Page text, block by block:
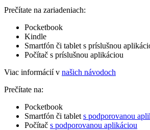
Prečítate na zariadeniach:
Pocketbook
Kindle
Smartfón či tablet s príslušnou
Počítač s príslušnou aplikáciou
Viac informácií v našich návodoch
Prečítate na:
Pocketbook
Smartfón či tablet s podporovanou
Počítač s podporovanou aplikáciou